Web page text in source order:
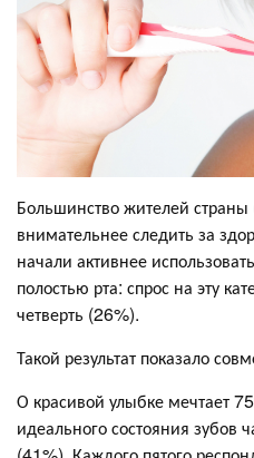
Большинство жителей страны
внимательнее следить за
начали активнее
полостью рта: спрос на эту
четверть (26%).
Такой результат показало
О красивой улыбке мечтает
идеального состояния зубов